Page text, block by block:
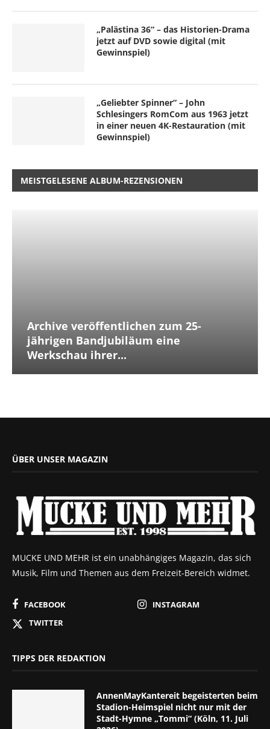
„Palästina 36“ – das Historien-Drama
jetzt auf DVD sowie digital (mit
Gewinnspiel)
„Geliebter Spinner“ – John
Schlesingers RomCom aus 1963 jetzt
in einer neuen 4K-Restauration (mit
Gewinnspiel)
MEISTGELESENE ALBUM-REZENSIONEN
Archive veröffentlichen zum 25-
jährigen Bandjubiläum eine
Werkschau ihrer...
ÜBER UNSER MAGAZIN
MUCKE UND MEHR ist ein unabhängiges Magazin, das sich
Musik, Film und Themen aus dem Freizeit-Bereich widmet.
FACEBOOK
INSTAGRAM
TWITTER
TIPPS DER REDAKTION
AnnenMayKantereit begeisterten beim
Stadion-Heimspiel nicht nur mit der
Stadt-Hymne „Tommi“ (Köln, 11. Juli